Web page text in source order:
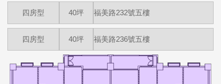
四房型 40坪 福美路232號五樓
四房型 40坪 福美路236號五樓